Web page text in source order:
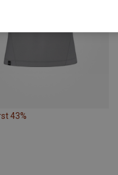
43%